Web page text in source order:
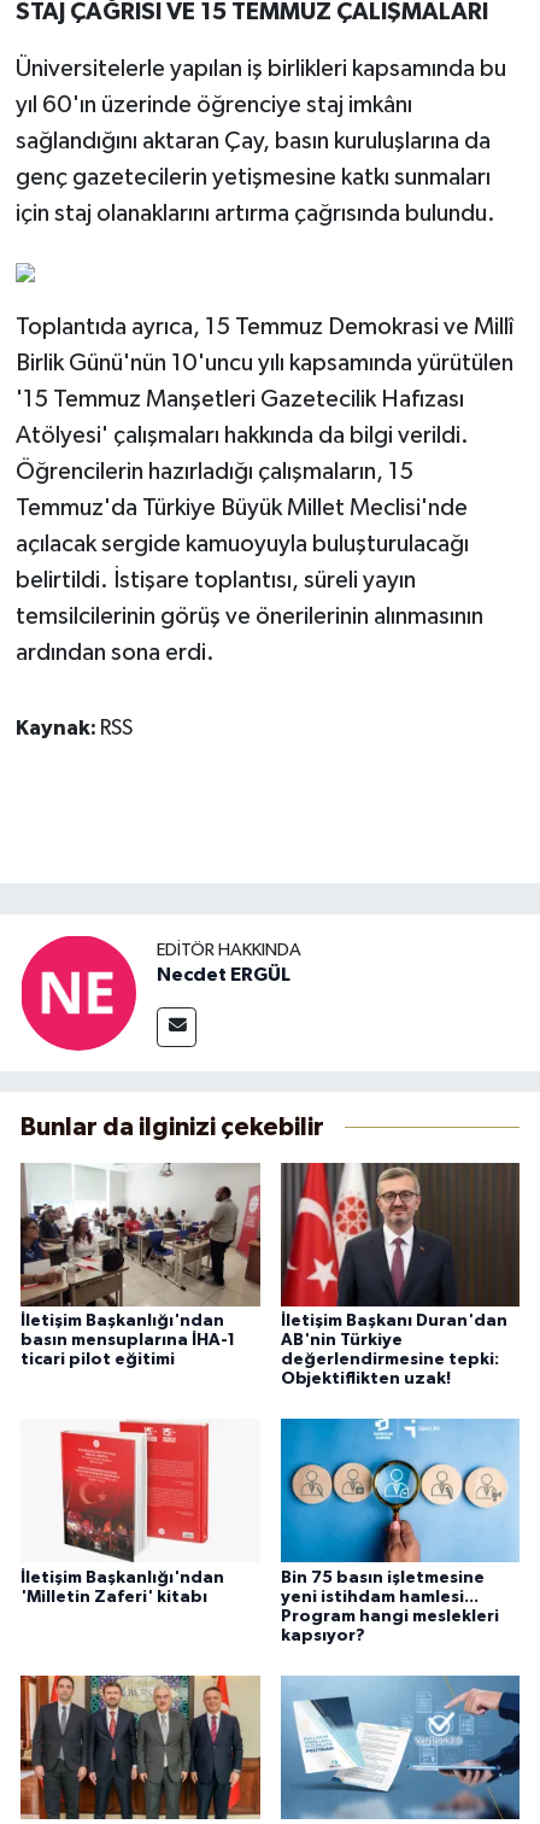
STAJ ÇAĞRISI VE 15 TEMMUZ ÇALIŞMALARI
Üniversitelerle yapılan iş birlikleri kapsamında bu
yıl 60'ın üzerinde öğrenciye staj imkânı
sağlandığını aktaran Çay, basın kuruluşlarına da
genç gazetecilerin yetişmesine katkı sunmaları
için staj olanaklarını artırma çağrısında bulundu.
Toplantıda ayrıca, 15 Temmuz Demokrasi ve Millî
Birlik Günü'nün 10'uncu yılı kapsamında yürütülen
'15 Temmuz Manşetleri Gazetecilik Hafızası
Atölyesi' çalışmaları hakkında da bilgi verildi.
Öğrencilerin hazırladığı çalışmaların, 15
Temmuz'da Türkiye Büyük Millet Meclisi'nde
açılacak sergide kamuoyuyla buluşturulacağı
belirtildi. İstişare toplantısı, süreli yayın
temsilcilerinin görüş ve önerilerinin alınmasının
ardından sona erdi.
Kaynak: RSS
EDITÖR HAKKINDA
Necdet ERGÜL
Bunlar da ilginizi çekebilir
İletişim Başkanlığı'ndan
basın mensuplarına İHA-1
ticari pilot eğitimi
İletişim Başkanı Duran'dan
AB'nin Türkiye
değerlendirmesine tepki:
Objektiflikten uzak!
İletişim Başkanlığı'ndan
'Milletin Zaferi' kitabı
Bin 75 basın işletmesine
yeni istihdam hamlesi...
Program hangi meslekleri
kapsıyor?